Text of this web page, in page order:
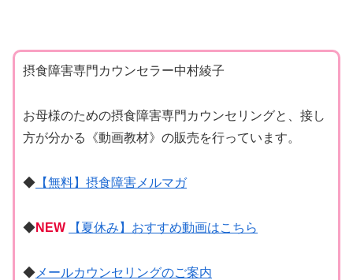
摂食障害専門カウンセラー中村綾子
お母様のための摂食障害専門カウンセリングと、接し
方が分かる《動画教材》の販売を行っています。
◆ 【無料】摂食障害メルマガ
◆NEW 【夏休み】おすすめ動画はこちら
◆ メールカウンセリングのご案内